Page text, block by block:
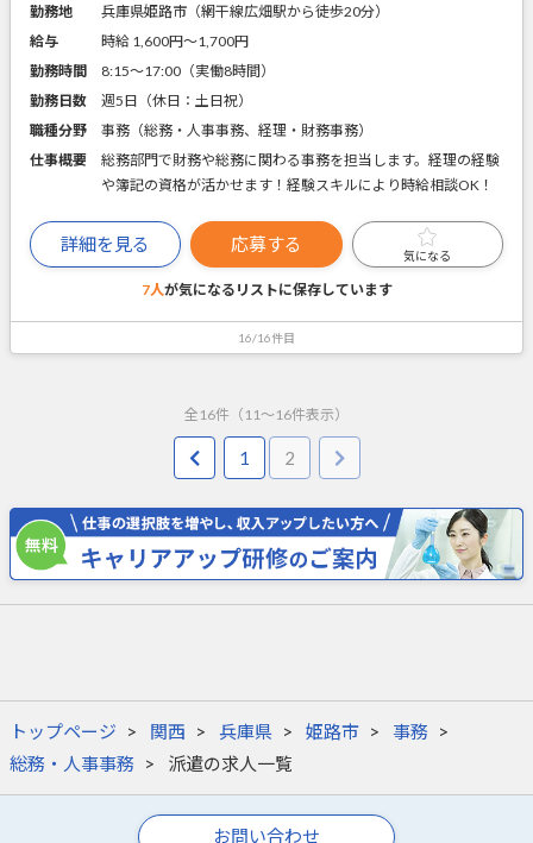
勤務地
兵庫県姫路市（網干線広畑駅から徒歩20分）
給与
時給 1,600円〜1,700円
勤務時間
8:15～17:00（実働8時間）
勤務日数
週5日（休日：土日祝）
職種分野
事務（総務・人事事務、経理・財務事務）
仕事概要
総務部門で財務や総務に関わる事務を担当します。経理の経験
や簿記の資格が活かせます！経験スキルにより時給相談OK！
詳細を見る 応募する
気になる
7人が気になるリストに保存しています
16/16件目
全 16件（ 11 ～ 16件表示）
1 2
トップページ 関西 兵庫県 姫路市
事務
総務・人事事務
派遣の求人一覧
お問い合わせ